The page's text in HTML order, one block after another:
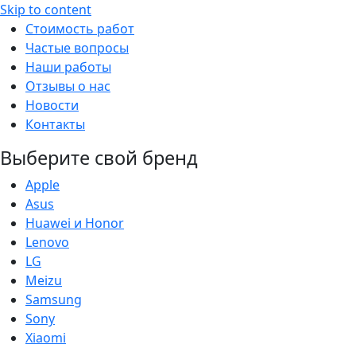
Skip to content
Стоимость работ
Частые вопросы
Наши работы
Отзывы о нас
Новости
Контакты
Выберите свой бренд
Apple
Asus
Huawei и Honor
Lenovo
LG
Meizu
Samsung
Sony
Xiaomi